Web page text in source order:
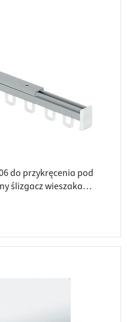
do przykręcenia pod
ślizgacz wieszaka